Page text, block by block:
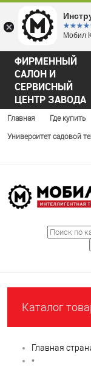
ФИРМЕННЫЙ
САЛОН И
СЕРВИСНЫЙ
ЦЕНТР ЗАВОДА
Главная Где купить
Университет садовой
Каталог
Главная
•
Мобил